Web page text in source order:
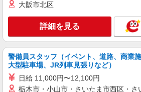
大阪市北区
詳細を見る
警備員スタッフ（イベント、道路、商業施
大型駐車場、JR列車見張りなど）
日給 11,000円〜12,100円
栃木市・小山市・さいたま市西区・